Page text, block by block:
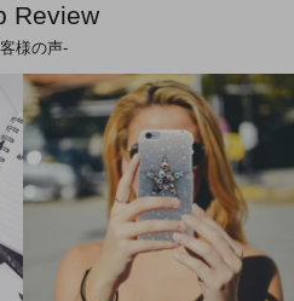
Review
様の声-